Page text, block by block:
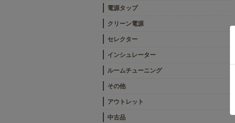
電源タップ
クリーン電源
セレクター
インシュレーター
ルームチューニング
その他
アウトレット
中古品